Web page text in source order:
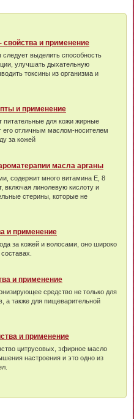
и применение
выделить способность
улучшать дыхательную
токсины из организма и
и применение
питательные для кожи жирные
отличным маслом-носителем
за кожей
масла арганы
содержит много витамина Е, 8
включая линолевую кислоту и
стерины, которые не
и применение
за кожей и волосами, оно широко
и применение
средство не только для
а также для пищеварительной
и применение
цитрусовых, эфирное масло
настроения и это одно из